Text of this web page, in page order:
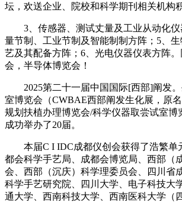
坛，欢送企业、院校和科学期刊相关机构
3、传感器、测试丈量及工业从动化仪
量节制、工业节制及智能制制方阵；5、
艺及其配备方阵；6、光电仪器仪表方阵
会，半导体博览会！
2025第二十一届中国国际[西部]阐发。
室博览会（CWBAE西部阐发生化展，原
规划扶植办理博览会/科学仪器取尝试室博
成功举办了20届。
本届C I IDC成都仪创会获得了浩繁单
都会科学手艺局、成都会博览局、西部（
会、西部（沉庆）科学理委员会、四川省
科学手艺研究院、四川大学、电子科技大
通大学、西南科技大学、西南医科大学（